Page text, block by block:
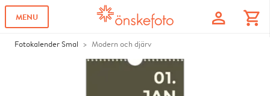
MENU profile shopping_cart
Fotokalender Smal Modern och djärv